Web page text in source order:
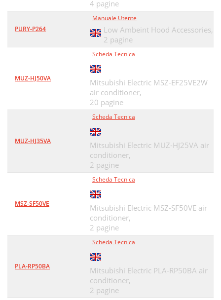
4 pagine
PURY-P264
Manuale Utente
Low Ambeint Hood Accessories,
2 pagine
MUZ-HJ50VA
Scheda Tecnica
Mitsubishi Electric MSZ-EF25VE2W
air conditioner,
20 pagine
MUZ-HJ35VA
Scheda Tecnica
Mitsubishi Electric MUZ-HJ25VA air
conditioner,
2 pagine
MSZ-SF50VE
Scheda Tecnica
Mitsubishi Electric MSZ-SF50VE air
conditioner,
2 pagine
PLA-RP50BA
Scheda Tecnica
Mitsubishi Electric PLA-RP50BA air
conditioner,
2 pagine